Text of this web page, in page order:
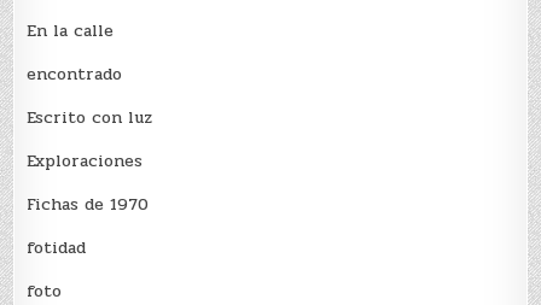
En la calle
encontrado
Escrito con luz
Exploraciones
Fichas de 1970
fotidad
foto